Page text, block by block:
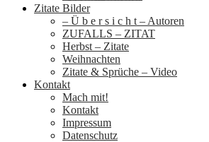
Zitate Bilder
– Ü b e r s i c h t – Autoren
ZUFALLS – ZITAT
Herbst – Zitate
Weihnachten
Zitate & Sprüche – Video
Kontakt
Mach mit!
Kontakt
Impressum
Datenschutz